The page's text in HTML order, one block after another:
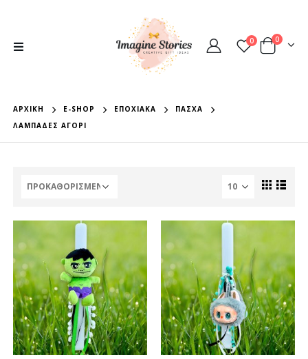
0 0
ΑΡΧΙΚΉ E-SHOP ΕΠΟΧΙΑΚΆ
ΠΆΣΧΑ
ΛΑΜΠΆΔΕΣ ΑΓΌΡΙ